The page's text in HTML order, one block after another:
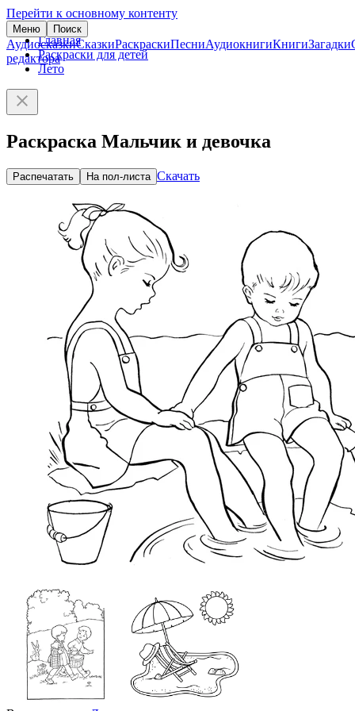
Перейти к основному контенту
Меню Поиск
АудиосказкиСказкиРаскраскиПесниАудиокнигиКнигиЗагадки
редактора
Главная
Раскраски для детей
Лето
Раскраска Мальчик и девочка
Распечатать На пол-листа Скачать